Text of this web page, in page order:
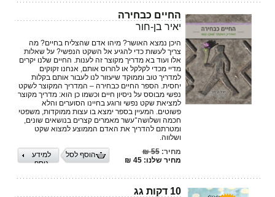
החיים כבחירה
יאיר בן-חור
היכן נמצא האושר? מיהו אדם שהצליח בחיים? מה
צריך לעשות כדי להגיע אל השקט הנפשי? על שאלות
אלו ועוד בא מדריך מקוצר זה לענות. החיים שלנו יקרים
מדיי מכדי לקלקל או להרוס אותם, אנחנו זקוקים
למדריך טוב וממוקד שיעזור לנו לעבור אותם בקלות
יחסית. הספר החיים כבחירה – המדריך המקוצר לשקט
נפשי מבוסס על ניסיון חיים וכשמו כן הוא: מדריך מקוצר
למציאת שקט נפשי ורוגע בחיינו הסוערים והלא
פשוטים. המעיין בספר ימצא בו עצות ממוקדות, משפטי
חכמה ושלושה־עשר מאמרים קצרים בנושאים שונים,
ומטרתם להדריך את האדם הממוצע למצוא שקט
ושלווה.
מחיר:55 ₪
מחיר שלנו: 45 ₪
למידע
נוסף
הוסף לסל
10 דקות גג